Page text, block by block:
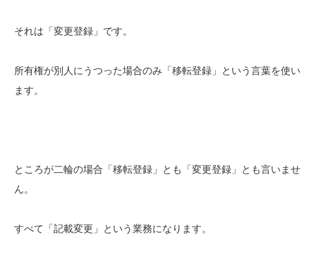
それは「変更登録」です。
所有権が別人にうつった場合のみ「移転登録」という言葉を使い
ます。
ところが二輪の場合「移転登録」とも「変更登録」とも言いませ
ん。
すべて「記載変更」という業務になります。